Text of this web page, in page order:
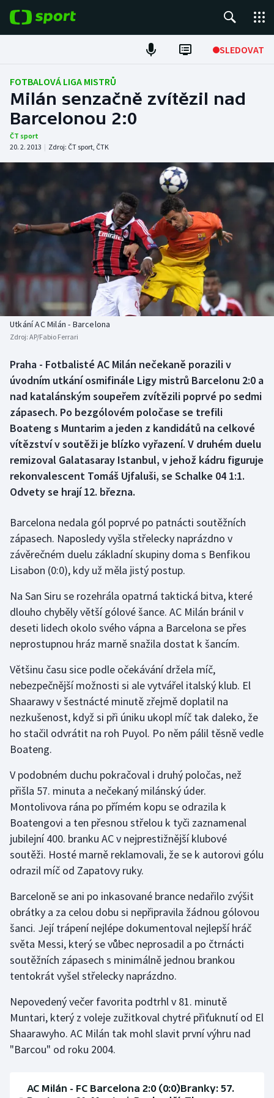
SLEDOVAT
Fotbal
Hokej
Tenis
Atletika
Cyklistika
DALŠÍ SPORTY
Americký fotbal
Baseball a softbal
Basketbal
Biatlon
Boby a skeleton
Box
Curling
Dostihy
Florbal
Futsal
Golf
Gymnastika
Házená
Judo
Krasobruslení
Lezení
Lyže a snowboard
Moderní pětiboj
Motorsport
Olympijské hry
Parasport
Plavání
Plážový volejbal
Ragby
Rychlostní kanoistika
Short track
NEPŘEHLÉDNĚTE
Soutěže
Historické návraty
Aplikace ČT sport
AZ kvíz
FOTBALOVÁ LIGA MISTRŮ
Milán senzačně zvítězil nad
Barcelonou 2:0
ČT sport
20. 2. 2013 | Zdroj: ČT sport, ČTK
Utkání AC Milán - Barcelona
Zdroj: AP/Fabio Ferrari
Praha - Fotbalisté AC Milán nečekaně porazili v
úvodním utkání osmifinále Ligy mistrů Barcelonu 2:0 a
nad katalánským soupeřem zvítězili poprvé po sedmi
zápasech. Po bezgólovém poločase se trefili
Boateng s Muntarim a jeden z kandidátů na celkové
vítězství v soutěži je blízko vyřazení. V druhém duelu
remizoval Galatasaray Istanbul, v jehož kádru figuruje
rekonvalescent Tomáš Ujfaluši, se Schalke 04 1:1.
Odvety se hrají 12. března.
Barcelona nedala gól poprvé po patnácti soutěžních
zápasech. Naposledy vyšla střelecky naprázdno v
závěrečném duelu základní skupiny doma s Benfikou
Lisabon (0:0), kdy už měla jistý postup.
Na San Siru se rozehrála opatrná taktická bitva, které
dlouho chyběly větší gólové šance. AC Milán bránil v
deseti lidech okolo svého vápna a Barcelona se přes
neprostupnou hráz marně snažila dostat k šancím.
Většinu času sice podle očekávání držela míč,
nebezpečnější možnosti si ale vytvářel italský klub. El
Shaarawy v šestnácté minutě zřejmě doplatil na
nezkušenost, když si při úniku ukopl míč tak daleko, že
ho stačil odvrátit na roh Puyol. Po něm pálil těsně vedle
Boateng.
V podobném duchu pokračoval i druhý poločas, než
přišla 57. minuta a nečekaný milánský úder.
Montolivova rána po přímém kopu se odrazila k
Boatengovi a ten přesnou střelou k tyči zaznamenal
jubilejní 400. branku AC v nejprestižnější klubové
soutěži. Hosté marně reklamovali, že se k autorovi gólu
odrazil míč od Zapatovy ruky.
Barceloně se ani po inkasované brance nedařilo zvýšit
obrátky a za celou dobu si nepřipravila žádnou gólovou
šanci. Její trápení nejlépe dokumentoval nejlepší hráč
světa Messi, který se vůbec neprosadil a po čtrnácti
soutěžních zápasech s minimálně jednou brankou
tentokrát vyšel střelecky naprázdno.
Nepovedený večer favorita podtrhl v 81. minutě
Muntari, který z voleje zužitkoval chytré přiťuknutí od El
Shaarawyho. AC Milán tak mohl slavit první výhru nad
"Barcou" od roku 2004.
AC Milán - FC Barcelona 2:0 (0:0)Branky: 57.